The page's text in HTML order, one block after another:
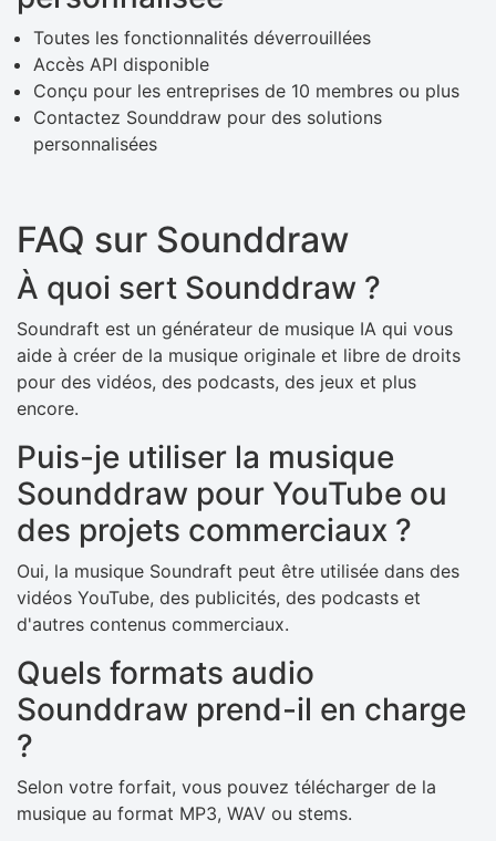
Toutes les fonctionnalités déverrouillées
Accès API disponible
Conçu pour les entreprises de 10 membres ou plus
Contactez Sounddraw pour des solutions
personnalisées
FAQ sur Sounddraw
À quoi sert Sounddraw ?
Soundraft est un générateur de musique IA qui vous
aide à créer de la musique originale et libre de droits
pour des vidéos, des podcasts, des jeux et plus
encore.
Puis-je utiliser la musique
Sounddraw pour YouTube ou
des projets commerciaux ?
Oui, la musique Soundraft peut être utilisée dans des
vidéos YouTube, des publicités, des podcasts et
d'autres contenus commerciaux.
Quels formats audio
Sounddraw prend-il en charge
?
Selon votre forfait, vous pouvez télécharger de la
musique au format MP3, WAV ou stems.